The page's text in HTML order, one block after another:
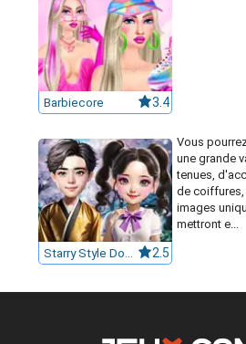
Barbiecore 3.4
2.5
Vous
une grande
tenues,
de coiffures,
images
mettront e...